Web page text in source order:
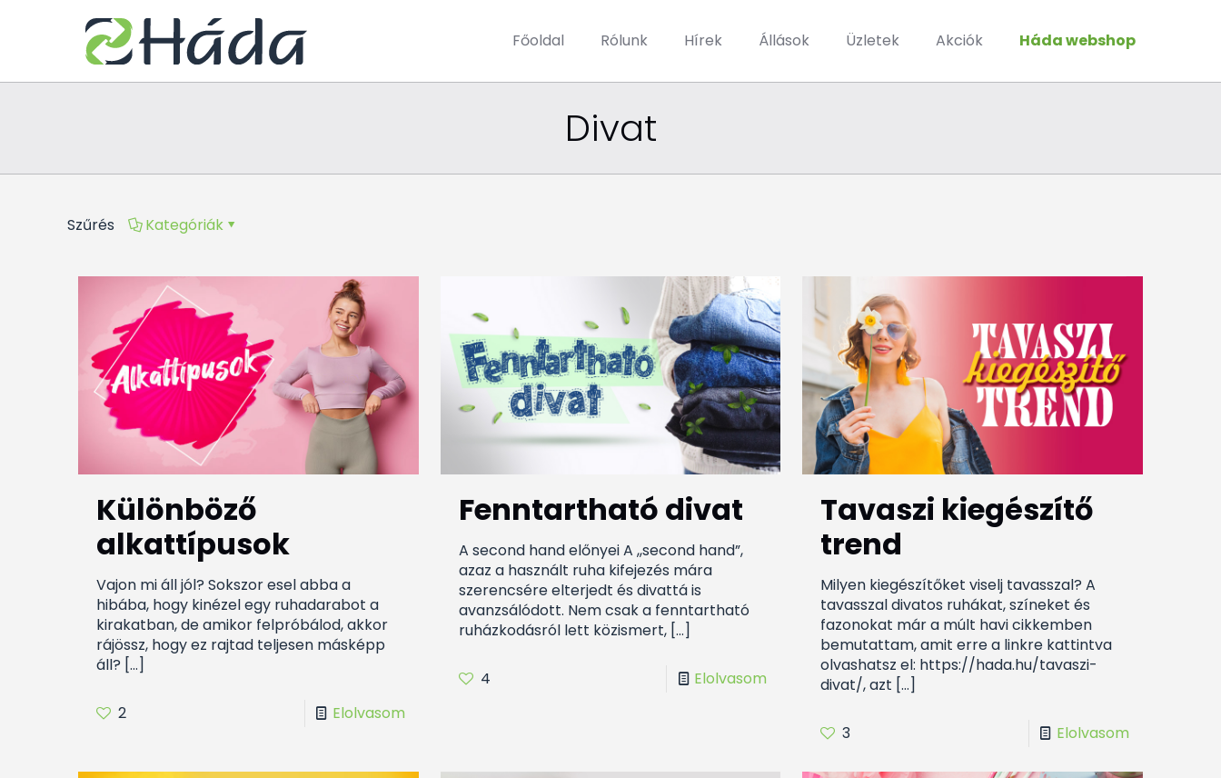
Főoldal Rólunk Hírek Állások Üzletek Akciók Háda webshop
Divat
Szűrés Kategóriák
Különböző
alkattípusok
Vajon mi áll jól? Sokszor esel abba a
hibába, hogy kinézel egy ruhadarabot a
kirakatban, de amikor felpróbálod, akkor
rájössz, hogy ez rajtad teljesen másképp
áll? […]
2 Elolvasom
Fenntartható divat
A second hand előnyei A ,,second hand”,
azaz a használt ruha kifejezés mára
szerencsére elterjedt és divattá is
avanzsálódott. Nem csak a fenntartható
ruházkodásról lett közismert,[…]
4 Elolvasom
Tavaszi kiegészítő
trend
Milyen kiegészítőket viselj tavasszal? A
tavasszal divatos ruhákat, színeket és
fazonokat már a múlt havi cikkemben
bemutattam, amit erre a linkre kattintva
olvashatsz el: https://hada.hu/tavaszi-
divat/, azt […]
3 Elolvasom